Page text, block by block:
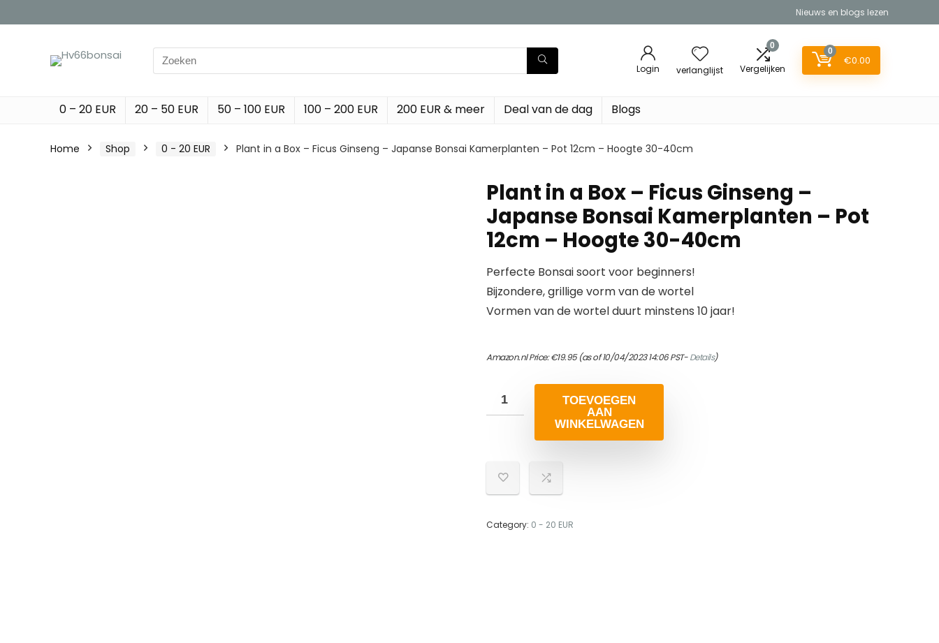
Nieuws en blogs lezen
Search
for:
Login verlanglijst
0
Vergelijken
0
€0.00
0 – 20 EUR 20 – 50 EUR 50 – 100 EUR 100 – 200 EUR 200 EUR & meer Deal van de dag Blogs
Home Shop 0 - 20 EUR Plant in a Box – Ficus Ginseng – Japanse Bonsai Kamerplanten – Pot 12cm – Hoogte 30-40cm
Plant in a Box – Ficus Ginseng –
Japanse Bonsai Kamerplanten – Pot
12cm – Hoogte 30-40cm
Perfecte Bonsai soort voor beginners!
Bijzondere, grillige vorm van de wortel
Vormen van de wortel duurt minstens 10 jaar!
Amazon.nl Price:€19.95(as of 10/04/2023 14:06 PST-Details)
TOEVOEGEN
AAN
WINKELWAGEN
Category: 0 - 20 EUR